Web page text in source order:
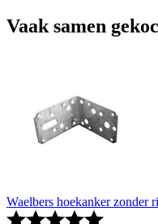
Vaak samen
Waelbers hoekanker zonder